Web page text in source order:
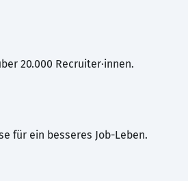
20.000 Recruiter·innen.
für ein besseres Job-Leben.